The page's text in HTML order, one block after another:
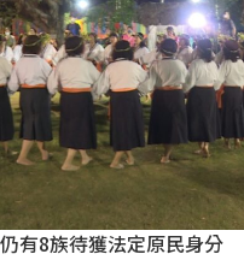
有8族待獲法定原民身分